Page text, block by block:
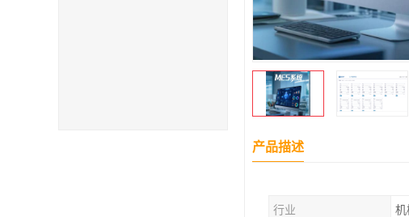
产品描述
行业 机